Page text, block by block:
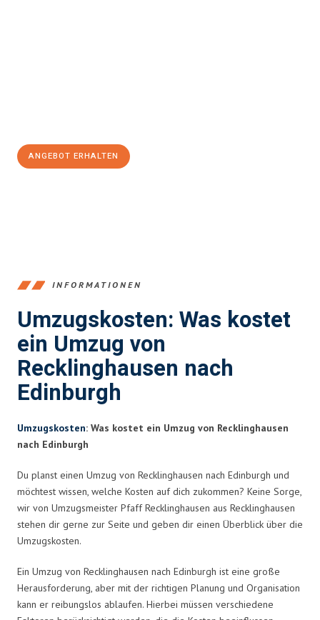
ANGEBOT ERHALTEN
INFORMATIONEN
Umzugskosten: Was kostet
ein Umzug von
Recklinghausen nach
Edinburgh
Umzugskosten: Was kostet ein Umzug von Recklinghausen
nach Edinburgh
Du planst einen Umzug von Recklinghausen nach Edinburgh und
möchtest wissen, welche Kosten auf dich zukommen? Keine Sorge,
wir von Umzugsmeister Pfaff Recklinghausen aus Recklinghausen
stehen dir gerne zur Seite und geben dir einen Überblick über die
Umzugskosten.
Ein Umzug von Recklinghausen nach Edinburgh ist eine große
Herausforderung, aber mit der richtigen Planung und Organisation
kann er reibungslos ablaufen. Hierbei müssen verschiedene